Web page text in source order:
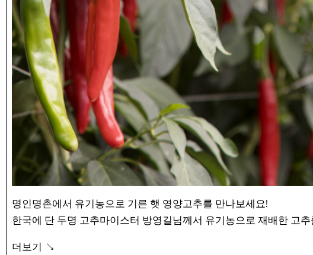
명인명촌에서 유기농으로 기른 햇 영양고추를 만나보세요!
한국에 단 두명 고추마이스터 방영길님께서 유기농으로 재배한 고추
더보기 ↘